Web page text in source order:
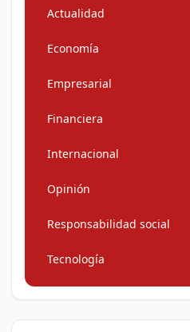
Actualidad
Economía
Empresarial
Financiera
Internacional
Opinión
Responsabilidad social
Tecnología